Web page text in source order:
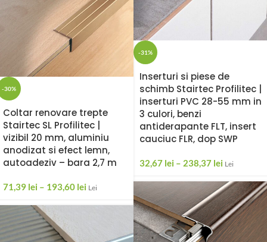
-31%
Inserturi si piese de
schimb Stairtec Profilitec |
inserturi PVC 28-55 mm in
3 culori, benzi
antiderapante FLT, insert
cauciuc FLR, dop SWP
32,67 lei – 238,37 lei Lei
-30%
Coltar renovare trepte
Stairtec SL Profilitec |
vizibil 20 mm, aluminiu
anodizat si efect lemn,
autoadeziv – bara 2,7 m
71,39 lei – 193,60 lei Lei